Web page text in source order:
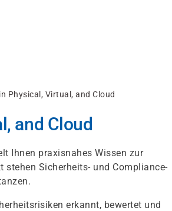
Physical, Virtual, and Cloud
and Cloud
Ihnen praxisnahes Wissen zur
Sicherheits- und Compliance-
erkannt, bewertet und